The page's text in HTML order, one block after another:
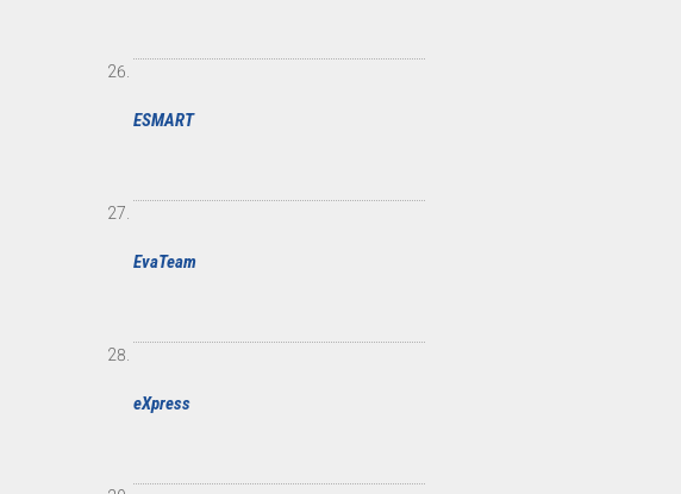
ESMART
EvaTeam
eXpress